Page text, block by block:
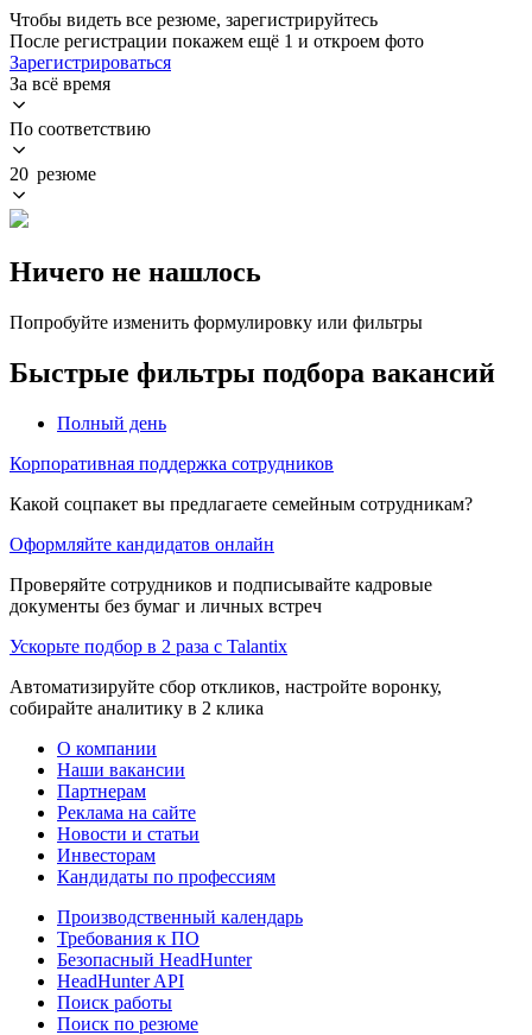
Чтобы видеть все резюме, зарегистрируйтесь
После регистрации покажем ещё 1 и откроем фото
Зарегистрироваться
За всё время
По соответствию
20 резюме
Ничего не нашлось
Попробуйте изменить формулировку или фильтры
Быстрые фильтры подбора вакансий
Полный день
Корпоративная поддержка сотрудников
Какой соцпакет вы предлагаете семейным сотрудникам?
Оформляйте кандидатов онлайн
Проверяйте сотрудников и подписывайте кадровые
документы без бумаг и личных встреч
Ускорьте подбор в 2 раза с Talantix
Автоматизируйте сбор откликов, настройте воронку,
собирайте аналитику в 2 клика
О компании
Наши вакансии
Партнерам
Реклама на сайте
Новости и статьи
Инвесторам
Кандидаты по профессиям
Производственный календарь
Требования к ПО
Безопасный HeadHunter
HeadHunter API
Поиск работы
Поиск по резюме